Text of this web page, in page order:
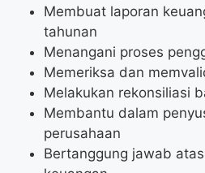
Membuat laporan
tahunan
Menangani proses
Memeriksa dan
Melakukan rekonsiliasi
Membantu dalam
perusahaan
Bertanggung jawab